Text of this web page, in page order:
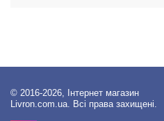
© 2016-2026, Інтернет магазин
Livron.com.ua. Всі права захищені.